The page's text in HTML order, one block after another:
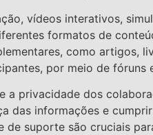
vídeos interativos,
formatos de
como artigos,
por meio de
a privacidade dos
das informações e
de suporte são cruciais